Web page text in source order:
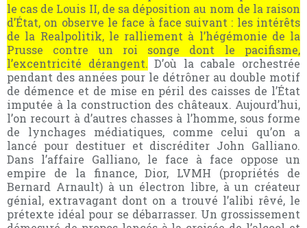
le cas de Louis II, de sa déposition au nom de la raison
d’État, on observe le face à face suivant : les intérêts
de la Realpolitik, le ralliement à l’hégémonie de la
Prusse contre un roi songe dont le pacifisme,
l’excentricité dérangent. D’où la cabale orchestrée
pendant des années pour le détrôner au double motif
de démence et de mise en péril des caisses de l’État
imputée à la construction des châteaux. Aujourd’hui,
l’on recourt à d’autres chasses à l’homme, sous forme
de lynchages médiatiques, comme celui qu’on a
lancé pour destituer et discréditer John Galliano.
Dans l’affaire Galliano, le face à face oppose un
empire de la finance, Dior, LVMH (propriétés de
Bernard Arnault) à un électron libre, à un créateur
génial, extravagant dont on a trouvé l’alibi rêvé, le
prétexte idéal pour se débarrasser. Un grossissement